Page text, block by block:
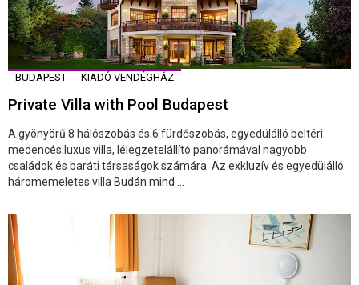
BUDAPEST KIADÓ VENDÉGHÁZ
Private Villa with Pool Budapest
A gyönyörű 8 hálószobás és 6 fürdőszobás, egyedülálló beltéri
medencés luxus villa, lélegzetelállító panorámával nagyobb
családok és baráti társaságok számára. Az exkluzív és egyedülálló
háromemeletes villa Budán mind ...